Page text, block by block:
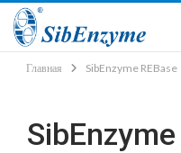
Главная SibEnzyme REBase